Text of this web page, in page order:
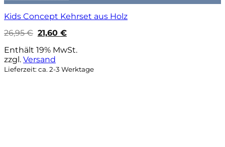
Kids Concept Kehrset aus Holz
26,95€ Ursprünglicher
Preis
war:
26,95 €
21,60 €Aktueller
ist:
Enthält 19% MwSt.
zzgl. Versand
Lieferzeit: ca. 2-3 Werktage